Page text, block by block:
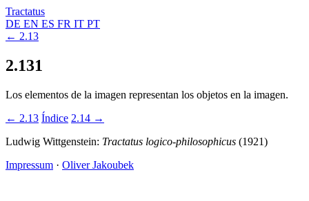
Tractatus
DE EN ES FR IT PT
← 2.13
2.131
Los elementos de la imagen representan los objetos en la imagen.
← 2.13 Índice 2.14 →
Ludwig Wittgenstein: Tractatus logico-philosophicus (1921)
Impressum · Oliver Jakoubek